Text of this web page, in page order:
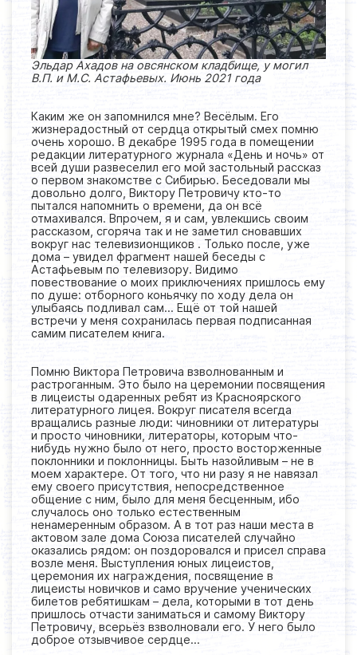
Эльдар Ахадов на овсянском кладбище, у могил
В.П. и М.С. Астафьевых. Июнь 2021 года
Каким же он запомнился мне? Весёлым. Его
жизнерадостный от сердца открытый смех помню
очень хорошо. В декабре 1995 года в помещении
редакции литературного журнала «День и ночь» от
всей души развеселил его мой застольный рассказ
о первом знакомстве с Сибирью. Беседовали мы
довольно долго, Виктору Петровичу кто-то
пытался напомнить о времени, да он всё
отмахивался. Впрочем, я и сам, увлекшись своим
рассказом, сгоряча так и не заметил сновавших
вокруг нас телевизионщиков . Только после, уже
дома – увидел фрагмент нашей беседы с
Астафьевым по телевизору. Видимо
повествование о моих приключениях пришлось ему
по душе: отборного коньячку по ходу дела он
улыбаясь подливал сам… Ещё от той нашей
встречи у меня сохранилась первая подписанная
самим писателем книга.
Помню Виктора Петровича взволнованным и
растроганным. Это было на церемонии посвящения
в лицеисты одаренных ребят из Красноярского
литературного лицея. Вокруг писателя всегда
вращались разные люди: чиновники от литературы
и просто чиновники, литераторы, которым что-
нибудь нужно было от него, просто восторженные
поклонники и поклонницы. Быть назойливым – не в
моем характере. От того, что ни разу я не навязал
ему своего присутствия, непосредственное
общение с ним, было для меня бесценным, ибо
случалось оно только естественным
ненамеренным образом. А в тот раз наши места в
актовом зале дома Союза писателей случайно
оказались рядом: он поздоровался и присел справа
возле меня. Выступления юных лицеистов,
церемония их награждения, посвящение в
лицеисты новичков и само вручение ученических
билетов ребятишкам – дела, которыми в тот день
пришлось отчасти заниматься и самому Виктору
Петровичу, всерьёз взволновали его. У него было
доброе отзывчивое сердце…